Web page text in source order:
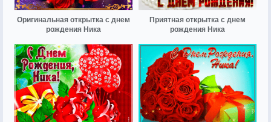
Оригинальная открытка с днем
рождения Ника
Приятная открытка с днем
рождения Ника